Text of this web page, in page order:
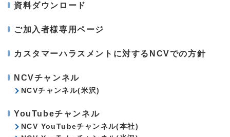
資料ダウンロード
ご加入者様専用ページ
カスタマーハラスメントに対するNCVでの方針
NCVチャンネル
NCVチャンネル(米沢)
YouTubeチャンネル
NCV YouTubeチャンネル(本社)